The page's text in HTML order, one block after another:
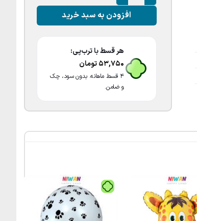
افزودن به سبد خرید
هر قسط با ترب‌پی:
53,750تومان
۴ قسط ماهانه. بدون سود، چک
و ضامن.